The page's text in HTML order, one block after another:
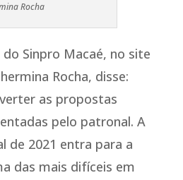
Rocha
Sinpro Macaé, no site
Rocha, disse:
as propostas
pelo patronal. A
de 2021 entra para a
das mais difíceis em